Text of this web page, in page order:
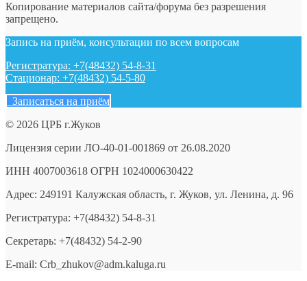
Копирование материалов сайта/форума без разрешения
запрещено.
Запись на приём, консультации по всем вопросам
Регистратура: +7(48432) 54-8-31
Стационар: +7(48432) 54-5-80
Записаться на приём
© 2026 ЦРБ г.Жуков
Лицензия серии ЛО-40-01-001869 от 26.08.2020
ИНН 4007003618 ОГРН 1024000630422
Адрес: 249191 Калужская область, г. Жуков, ул. Ленина, д. 96
Регистратура: +7(48432) 54-8-31
Секретарь: +7(48432) 54-2-90
E-mail: Crb_zhukov@adm.kaluga.ru